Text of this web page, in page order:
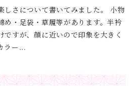
しさについて書いてみました。 小物
め・足袋・草履等があります。半衿
ですが、顔に近いので印象を大きく
ラー...